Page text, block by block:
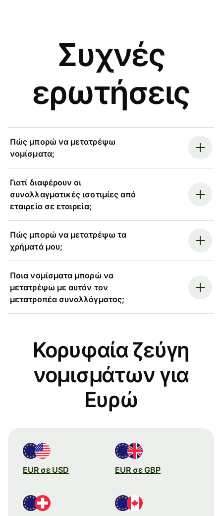
Συχνές
ερωτήσεις
Πώς μπορώ να μετατρέψω
νομίσματα;
Γιατί διαφέρουν οι
συναλλαγματικές ισοτιμίες από
εταιρεία σε εταιρεία;
Πώς μπορώ να μετατρέψω τα
χρήματά μου;
Ποια νομίσματα μπορώ να
μετατρέψω με αυτόν τον
μετατροπέα συναλλάγματος;
Κορυφαία ζεύγη
νομισμάτων για
Ευρώ
EUR σε USD EUR σε GBP